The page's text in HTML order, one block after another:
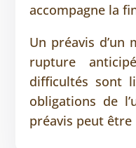
accompagne la
Un préavis d’un
rupture
difficultés sont
obligations de
préavis peut être